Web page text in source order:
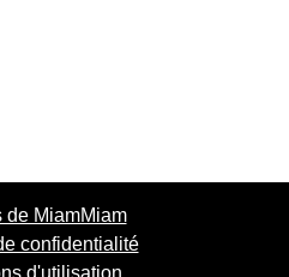
de MiamMiam
confidentialité
d'utilisation